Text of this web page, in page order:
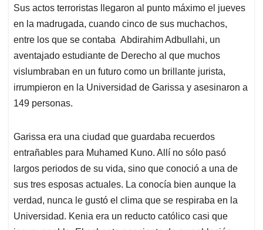
Sus actos terroristas llegaron al punto máximo el jueves
en la madrugada, cuando cinco de sus muchachos,
entre los que se contaba Abdirahim Adbullahi, un
aventajado estudiante de Derecho al que muchos
vislumbraban en un futuro como un brillante jurista,
irrumpieron en la Universidad de Garissa y asesinaron a
149 personas.
Garissa era una ciudad que guardaba recuerdos
entrañables para Muhamed Kuno. Allí no sólo pasó
largos periodos de su vida, sino que conoció a una de
sus tres esposas actuales. La conocía bien aunque la
verdad, nunca le gustó el clima que se respiraba en la
Universidad. Kenia era un reducto católico casi que